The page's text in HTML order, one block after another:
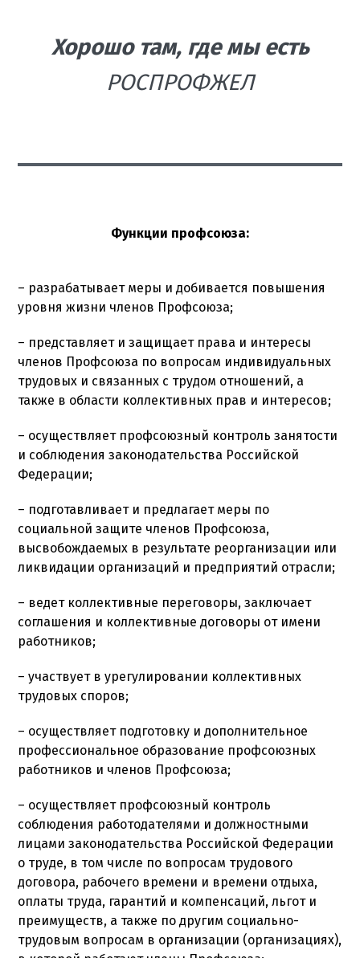
Хорошо там, где мы есть
РОСПРОФЖЕЛ
Функции профсоюза:
– разрабатывает меры и добивается повышения
уровня жизни членов Профсоюза;
– представляет и защищает права и интересы
членов Профсоюза по вопросам индивидуальных
трудовых и связанных с трудом отношений, а
также в области коллективных прав и интересов;
– осуществляет профсоюзный контроль занятости
и соблюдения законодательства Российской
Федерации;
– подготавливает и предлагает меры по
социальной защите членов Профсоюза,
высвобождаемых в результате реорганизации или
ликвидации организаций и предприятий отрасли;
– ведет коллективные переговоры, заключает
соглашения и коллективные договоры от имени
работников;
– участвует в урегулировании коллективных
трудовых споров;
– осуществляет подготовку и дополнительное
профессиональное образование профсоюзных
работников и членов Профсоюза;
– осуществляет профсоюзный контроль
соблюдения работодателями и должностными
лицами законодательства Российской Федерации
о труде, в том числе по вопросам трудового
договора, рабочего времени и времени отдыха,
оплаты труда, гарантий и компенсаций, льгот и
преимуществ, а также по другим социально-
трудовым вопросам в организации (организациях),